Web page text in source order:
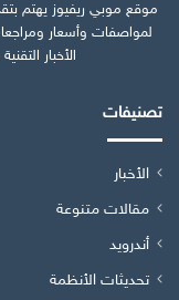
موقع موبي ريفيوز يهتم
لمواصفات وأسعار
الأخبار
تصنيفات
الأخبار
مقالات متنوعة
أندرويد
تحديثات الأنظمة